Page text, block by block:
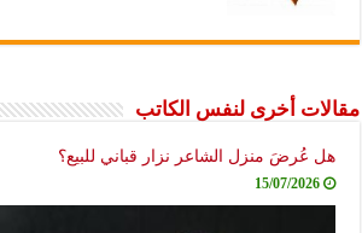
مقالات أخرى لنفس الكاتب
هل عُرضَ منزل الشاعر نزار قباني للبيع؟
15/07/2026